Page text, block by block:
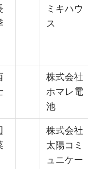
ミキハウ
ス
株式会社
ホマレ電
池
株式会社
太陽コミ
ュニケー